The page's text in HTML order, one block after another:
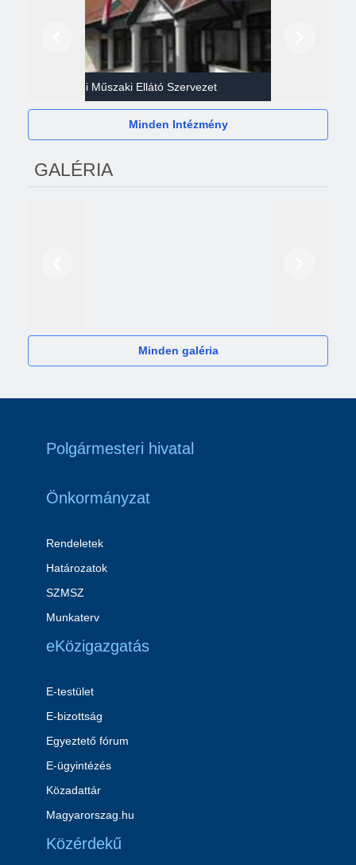
Gazdasági Műszaki Ellátó Szervezet
Minden Intézmény
GALÉRIA
Minden galéria
Polgármesteri hivatal
Önkormányzat
Rendeletek
Határozatok
SZMSZ
Munkaterv
eKözigazgatás
E-testület
E-bizottság
Egyeztető fórum
E-ügyintézés
Közadattár
Magyarorszag.hu
Közérdekű